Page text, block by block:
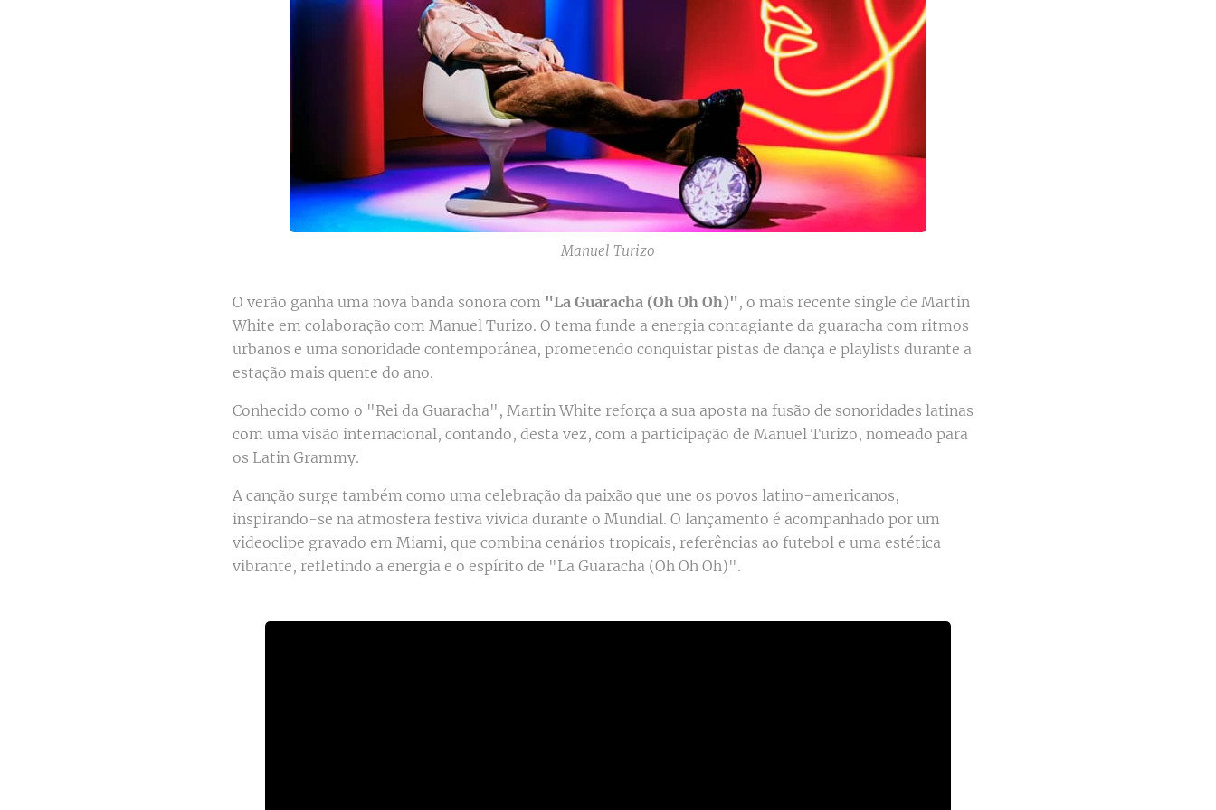
Manuel Turizo
O verão ganha uma nova banda sonora com "La Guaracha (Oh Oh Oh)", o mais recente single de Martin
White em colaboração com Manuel Turizo. O tema funde a energia contagiante da guaracha com ritmos
urbanos e uma sonoridade contemporânea, prometendo conquistar pistas de dança e playlists durante a
estação mais quente do ano.
Conhecido como o "Rei da Guaracha", Martin White reforça a sua aposta na fusão de sonoridades latinas
com uma visão internacional, contando, desta vez, com a participação de Manuel Turizo, nomeado para
os Latin Grammy.
A canção surge também como uma celebração da paixão que une os povos latino-americanos,
inspirando-se na atmosfera festiva vivida durante o Mundial. O lançamento é acompanhado por um
videoclipe gravado em Miami, que combina cenários tropicais, referências ao futebol e uma estética
vibrante, refletindo a energia e o espírito de "La Guaracha (Oh Oh Oh)".